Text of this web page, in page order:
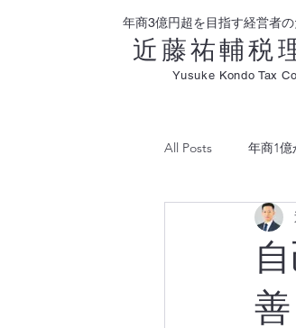
年商3億円超を目指す経営者
近藤祐輔税
Yusuke Kondo Tax
All Posts 年商1億